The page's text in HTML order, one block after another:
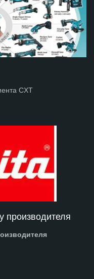
СXT
производителя